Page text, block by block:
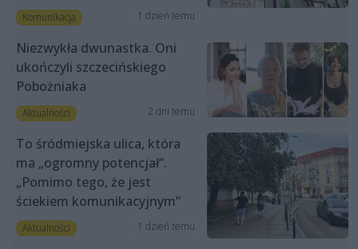
Komunikacja 1 dzień temu
Niezwykła dwunastka. Oni
ukończyli szczecińskiego
Pobożniaka
Aktualności 2 dni temu
To śródmiejska ulica, która
ma „ogromny potencjał”.
„Pomimo tego, że jest
ściekiem komunikacyjnym”
Aktualności 1 dzień temu